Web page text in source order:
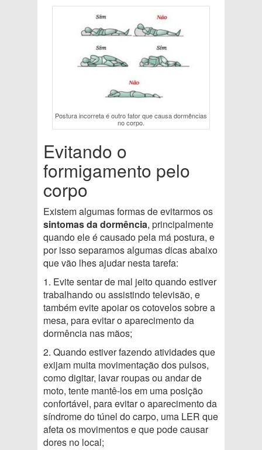
Postura incorreta é outro fator que causa dormências
no corpo.
Evitando o
formigamento pelo
corpo
Existem algumas formas de evitarmos os
sintomas da dormência, principalmente
quando ele é causado pela má postura, e
por isso separamos algumas dicas abaixo
que vão lhes ajudar nesta tarefa:
1. Evite sentar de mal jeito quando estiver
trabalhando ou assistindo televisão, e
também evite apoiar os cotovelos sobre a
mesa, para evitar o aparecimento da
dormência nas mãos;
2. Quando estiver fazendo atividades que
exijam muita movimentação dos pulsos,
como digitar, lavar roupas ou andar de
moto, tente mantê-los em uma posição
confortável, para evitar o aparecimento da
síndrome do túnel do carpo, uma LER que
afeta os movimentos e que pode causar
dores no local;